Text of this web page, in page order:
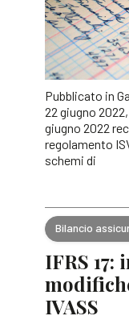
Pubblicato in
22 giugno
giugno 2022
regolamento
schemi di
Bilancio
IFRS
IVASS